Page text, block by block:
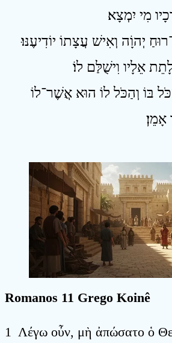
מִי יִמְצָא׃
הַכֹּל בּוֹ וְהַכֹּל לוֹ הוּא אֲשֶׁר־לוֹ
Romanos 11 Grego Koinê
1 Λέγω οὖν, μὴ ἀπώσατο ὁ